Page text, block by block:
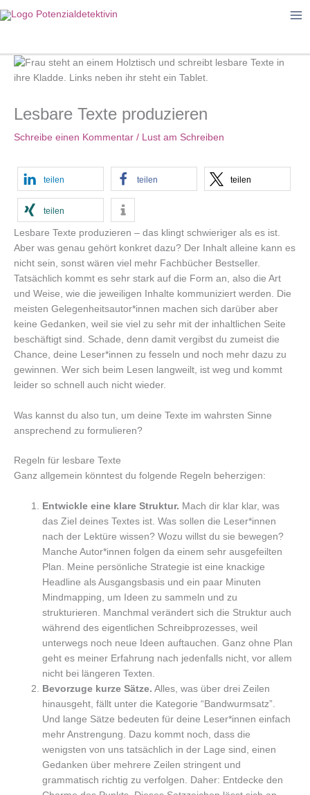
Inhalt
Lesbare Texte produzieren
Schreibe einen Kommentar / Lust am Schreiben
teilen teilen teilen
teilen
Lesbare Texte produzieren – das klingt schwieriger als es ist.
Aber was genau gehört konkret dazu? Der Inhalt alleine kann es
nicht sein, sonst wären viel mehr Fachbücher Bestseller.
Tatsächlich kommt es sehr stark auf die Form an, also die Art
und Weise, wie die jeweiligen Inhalte kommuniziert werden. Die
meisten Gelegenheitsautor*innen machen sich darüber aber
keine Gedanken, weil sie viel zu sehr mit der inhaltlichen Seite
beschäftigt sind. Schade, denn damit vergibst du zumeist die
Chance, deine Leser*innen zu fesseln und noch mehr dazu zu
gewinnen. Wer sich beim Lesen langweilt, ist weg und kommt
leider so schnell auch nicht wieder.
Was kannst du also tun, um deine Texte im wahrsten Sinne
ansprechend zu formulieren?
Regeln für lesbare Texte
Ganz allgemein könntest du folgende Regeln beherzigen:
Entwickle eine klare Struktur. Mach dir klar klar, was
das Ziel deines Textes ist. Was sollen die Leser*innen
nach der Lektüre wissen? Wozu willst du sie bewegen?
Manche Autor*innen folgen da einem sehr ausgefeilten
Plan. Meine persönliche Strategie ist eine knackige
Headline als Ausgangsbasis und ein paar Minuten
Mindmapping, um Ideen zu sammeln und zu
strukturieren. Manchmal verändert sich die Struktur auch
während des eigentlichen Schreibprozesses, weil
unterwegs noch neue Ideen auftauchen. Ganz ohne Plan
geht es meiner Erfahrung nach jedenfalls nicht, vor allem
nicht bei längeren Texten.
Bevorzuge kurze Sätze. Alles, was über drei Zeilen
hinausgeht, fällt unter die Kategorie “Bandwurmsatz”.
Und lange Sätze bedeuten für deine Leser*innen einfach
mehr Anstrengung. Dazu kommt noch, dass die
wenigsten von uns tatsächlich in der Lage sind, einen
Gedanken über mehrere Zeilen stringent und
grammatisch richtig zu verfolgen. Daher: Entdecke den